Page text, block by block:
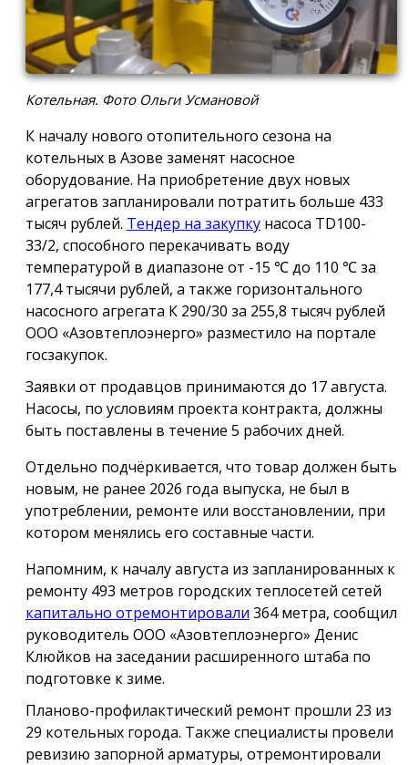
Котельная. Фото Ольги Усмановой
К началу нового отопительного сезона на
котельных в Азове заменят насосное
оборудование. На приобретение двух новых
агрегатов запланировали потратить больше 433
тысяч рублей. Тендер на закупку насоса TD100-
33/2, способного перекачивать воду
температурой в диапазоне от -15 ℃ до 110 ℃ за
177,4 тысячи рублей, а также горизонтального
насосного агрегата К 290/30 за 255,8 тысяч рублей
ООО «Азовтеплоэнерго» разместило на портале
госзакупок.
Заявки от продавцов принимаются до 17 августа.
Насосы, по условиям проекта контракта, должны
быть поставлены в течение 5 рабочих дней.
Отдельно подчёркивается, что товар должен быть
новым, не ранее 2026 года выпуска, не был в
употреблении, ремонте или восстановлении, при
котором менялись его составные части.
Напомним, к началу августа из запланированных к
ремонту 493 метров городских теплосетей сетей
капитально отремонтировали 364 метра, сообщил
руководитель ООО «Азовтеплоэнерго» Денис
Клюйков на заседании расширенного штаба по
подготовке к зиме.
Планово-профилактический ремонт прошли 23 из
29 котельных города. Также специалисты провели
ревизию запорной арматуры, отремонтировали